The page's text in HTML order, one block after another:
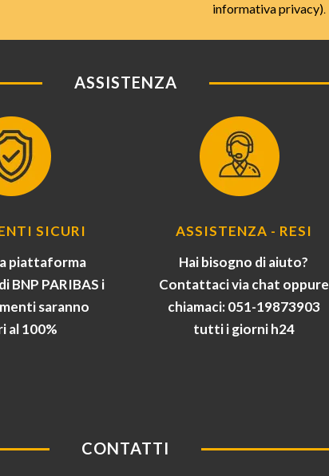
informativa privacy).
ASSISTENZA
SICURI
piattaforma
BNP PARIBAS i
saranno
al 100%
ASSISTENZA - RESI
Hai bisogno di aiuto?
Contattaci via chat oppure
chiamaci: 051-19873903
tutti i giorni h24
CONTATTI